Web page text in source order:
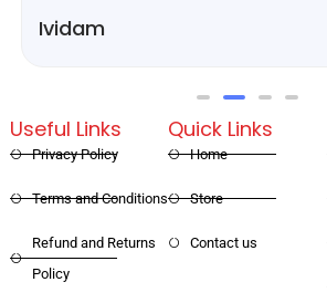
Rithubhethangal
Quick Links
Useful Links
Refund and Returns